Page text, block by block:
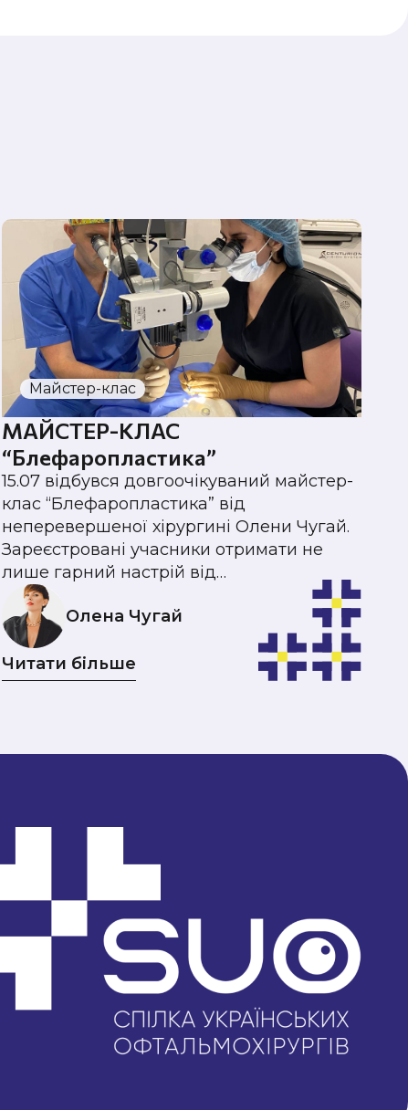
Майстер-клас
МАЙСТЕР-КЛАС
“Блефаропластика”
15.07 відбувся довгоочікуваний майстер-
клас “Блефаропластика” від
неперевершеної хірургині Олени Чугай.
Зареєстровані учасники отримати не
лише гарний настрій від…
Олена Чугай
Читати більше